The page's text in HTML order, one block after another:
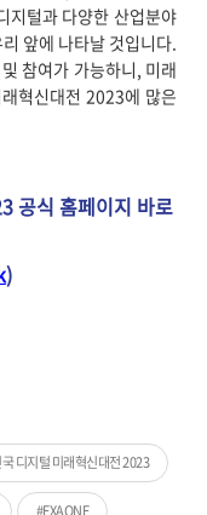
디지털 미래혁신대전 2023
지털과 다양한 산업분야
앞에 나타날 것입니다.
참여가 가능하니, 미래
혁신대전 2023에 많은
공식 홈페이지 바로
)